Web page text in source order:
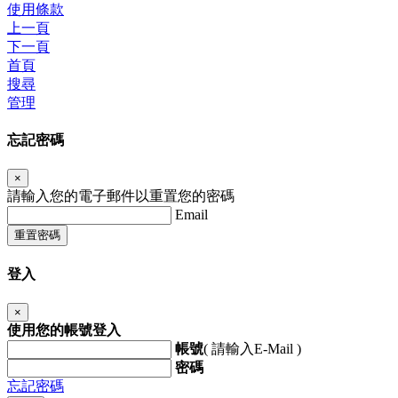
使用條款
上一頁
下一頁
首頁
搜尋
管理
忘記密碼
×
請輸入您的電子郵件以重置您的密碼
Email
重置密碼
登入
×
使用您的帳號登入
帳號( 請輸入E-Mail )
密碼
忘記密碼